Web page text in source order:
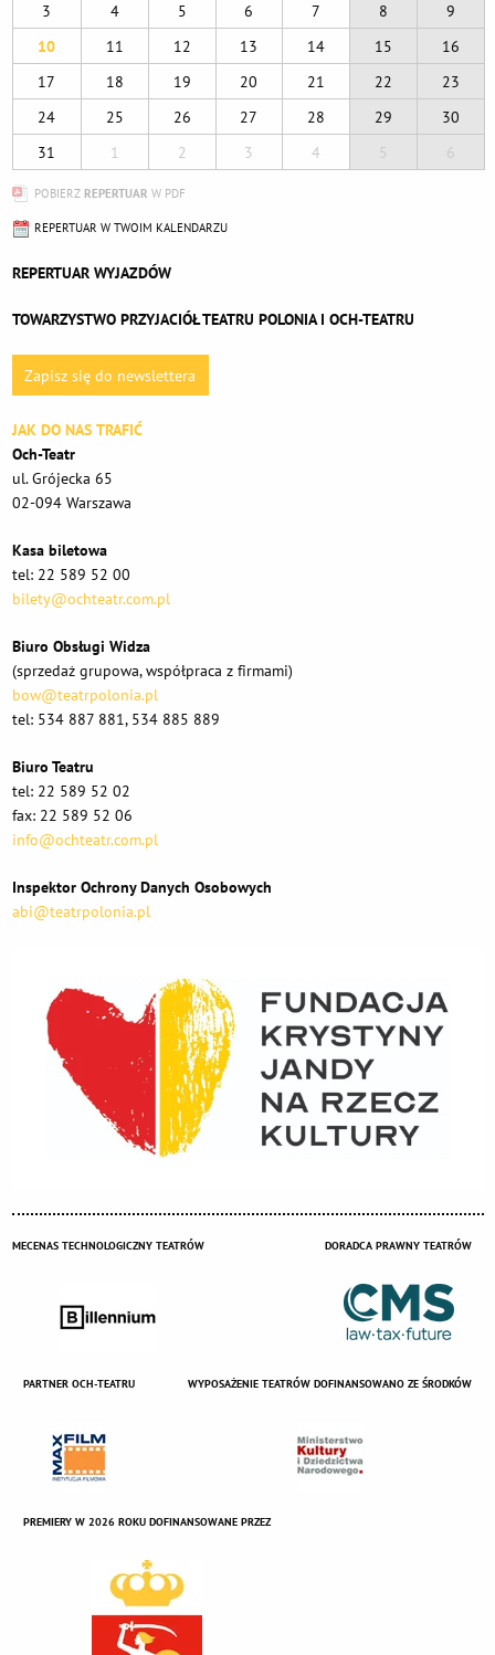
3 4 5 6 7 8
9
10
11 12 13 14 15
16
17
18 19 20 21 22
23
24
25 26 27 28 29
30
31
1 2 3 4 5 6
POBIERZ REPERTUAR W PDF
REPERTUAR W TWOIM KALENDARZU
REPERTUAR WYJAZDÓW
TOWARZYSTWO PRZYJACIÓŁ TEATRU POLONIA I OCH-TEATRU
Zapisz się do newslettera
JAK DO NAS TRAFIĆ
Och-Teatr
ul. Grójecka 65
02-094 Warszawa
Kasa biletowa
tel: 22 589 52 00
bilety@ochteatr.com.pl
Biuro Obsługi Widza
(sprzedaż grupowa, współpraca z firmami)
bow@teatrpolonia.pl
tel: 534 887 881, 534 885 889
Biuro Teatru
tel: 22 589 52 02
fax: 22 589 52 06
info@ochteatr.com.pl
Inspektor Ochrony Danych Osobowych
abi@teatrpolonia.pl
MECENAS TECHNOLOGICZNY TEATRÓW DORADCA PRAWNY TEATRÓW
PARTNER OCH-TEATRU WYPOSAŻENIE TEATRÓW DOFINANSOWANO ZE ŚRODKÓW
PREMIERY W 2026 ROKU DOFINANSOWANE PRZEZ